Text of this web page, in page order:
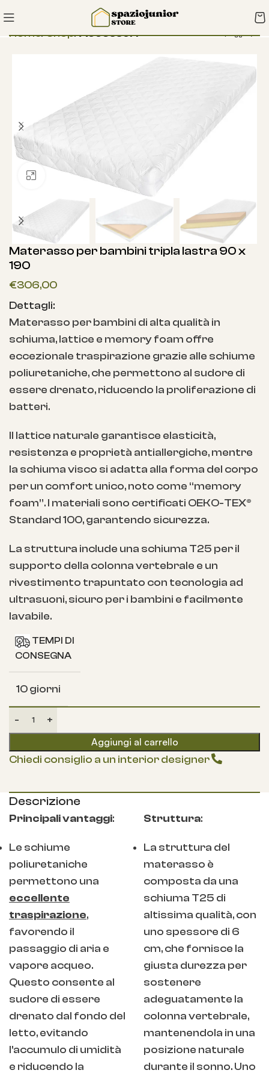
Home Shop Accessori
Clicca per ingrandire
Materasso per bambini tripla lastra 90 x
190
€306,00
Dettagli:
Materasso per bambini di alta qualità in
schiuma, lattice e memory foam offre
eccezionale traspirazione grazie alle schiume
poliuretaniche, che permettono al sudore di
essere drenato, riducendo la proliferazione di
batteri.
Il lattice naturale garantisce elasticità,
resistenza e proprietà antiallergiche, mentre
la schiuma visco si adatta alla forma del corpo
per un comfort unico, noto come “memory
foam”. I materiali sono certificati OEKO-TEX®
Standard 100, garantendo sicurezza.
La struttura include una schiuma T25 per il
supporto della colonna vertebrale e un
rivestimento trapuntato con tecnologia ad
ultrasuoni, sicuro per i bambini e facilmente
lavabile.
TEMPI DI
CONSEGNA
10 giorni
Aggiungi al carrello
Chiedi consiglio a un interior designer
Descrizione
Principali vantaggi:
Le schiume
poliuretaniche
permettono una
eccellente
traspirazione,
favorendo il
passaggio di aria e
vapore acqueo.
Questo consente al
sudore di essere
drenato dal fondo del
letto, evitando
l'accumulo di umidità
e riducendo la
Struttura:
La struttura del
materasso è
composta da una
schiuma T25 di
altissima qualità, con
uno spessore di 6
cm, che fornisce la
giusta durezza per
sostenere
adeguatamente la
colonna vertebrale,
mantenendola in una
posizione naturale
durante il sonno. Uno